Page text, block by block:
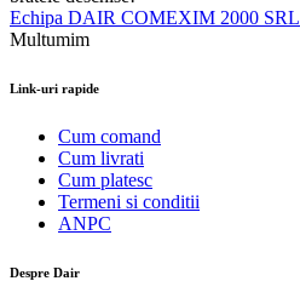
Echipa DAIR COMEXIM 2000 SRL
Multumim
Link-uri rapide
Cum comand
Cum livrati
Cum platesc
Termeni si conditii
ANPC
Despre Dair